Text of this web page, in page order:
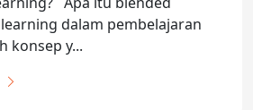
dalam pembelajaran
konsep y...